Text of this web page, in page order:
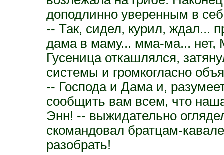
доподлинно уверенным в
-- Так, сидел, курил, ждал...
дама в маму... мма-ма... нет,
Гусеница откашлялся,
системы и громкогласно
-- Господа и Дама и,
сообщить вам всем, что
Энн! -- выжидательно
скомандовал братцам-
разобрать!